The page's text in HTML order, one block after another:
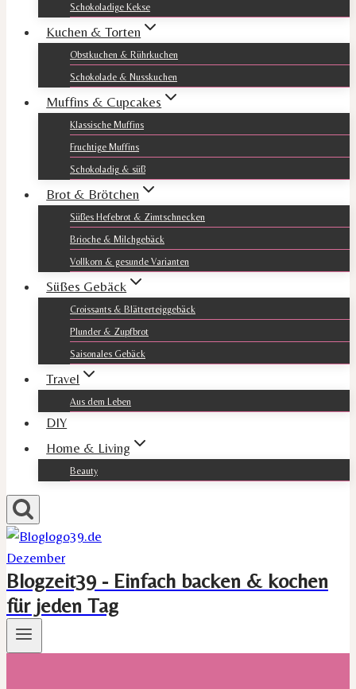
Schokoladige Kekse
Kuchen & Torten
Obstkuchen & Rührkuchen
Schokolade & Nusskuchen
Muffins & Cupcakes
Klassische Muffins
Fruchtige Muffins
Schokoladig & süß
Brot & Brötchen
Süßes Hefebrot & Zimtschnecken
Brioche & Milchgebäck
Vollkorn & gesunde Varianten
Süßes Gebäck
Croissants & Blätterteiggebäck
Plunder & Zupfbrot
Saisonales Gebäck
Travel
Aus dem Leben
DIY
Home & Living
Beauty
Blogzeit39 - Einfach backen & kochen
für jeden Tag